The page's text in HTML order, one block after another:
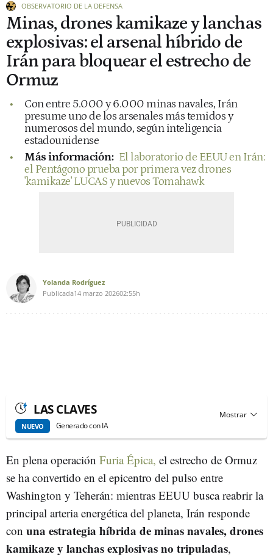
OBSERVATORIO DE LA DEFENSA
Minas, drones kamikaze y lanchas
explosivas: el arsenal híbrido de
Irán para bloquear el estrecho de
Ormuz
Con entre 5.000 y 6.000 minas navales, Irán
presume uno de los arsenales más temidos y
numerosos del mundo, según inteligencia
estadounidense
Más información: El laboratorio de EEUU en Irán:
el Pentágono prueba por primera vez drones
'kamikaze' LUCAS y nuevos Tomahawk
Yolanda Rodríguez
Publicada14 marzo 202602:55h
LAS CLAVES
NUEVO Generado con IA
En plena operación Furia Épica, el estrecho de Ormuz
se ha convertido en el epicentro del pulso entre
Washington y Teherán: mientras EEUU busca reabrir la
principal arteria energética del planeta, Irán responde
con una estrategia híbrida de minas navales, drones
kamikaze y lanchas explosivas no tripuladas,